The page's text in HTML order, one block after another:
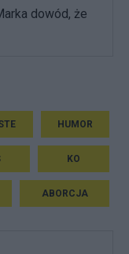
dowód, że
HUMOR
KO
ABORCJA